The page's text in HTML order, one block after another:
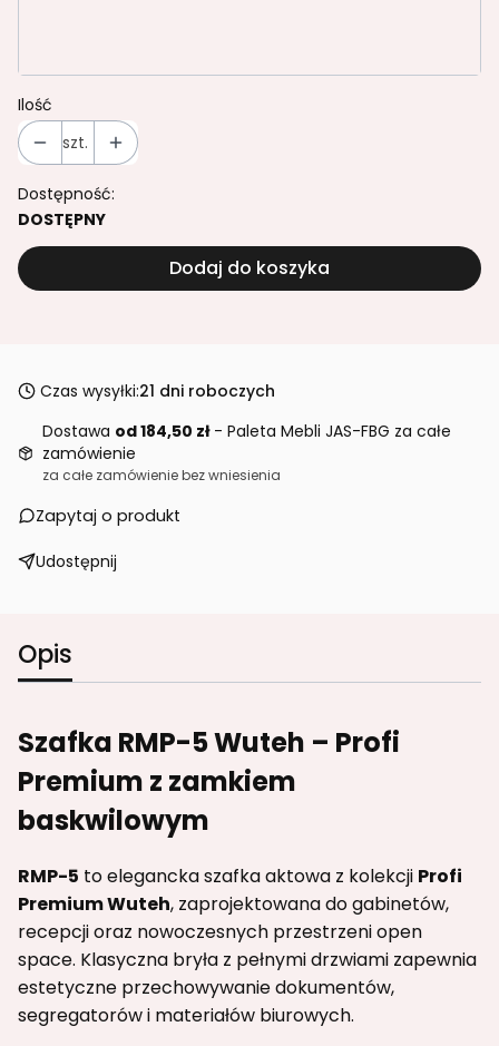
Ilość
szt.
Dostępność:
DOSTĘPNY
Dodaj do koszyka
Czas wysyłki:21 dni roboczych
Dostawa od 184,50 zł - Paleta Mebli JAS-FBG za całe
zamówienie
za całe zamówienie bez wniesienia
Zapytaj o produkt
Udostępnij
Opis
Szafka RMP-5 Wuteh – Profi
Premium z zamkiem
baskwilowym
RMP-5 to elegancka szafka aktowa z kolekcji Profi
Premium Wuteh, zaprojektowana do gabinetów,
recepcji oraz nowoczesnych przestrzeni open
space. Klasyczna bryła z pełnymi drzwiami zapewnia
estetyczne przechowywanie dokumentów,
segregatorów i materiałów biurowych.